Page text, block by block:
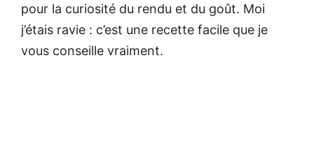
pour la curiosité du rendu et du goût. Moi
j’étais ravie : c’est une recette facile que je
vous conseille vraiment.